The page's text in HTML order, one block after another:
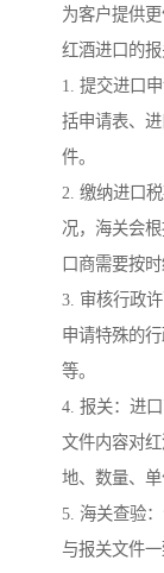
为客户提供更
红酒进口的报
1. 提交进口
括申请表、
件。
2. 缴纳进口
况，海关会
口商需要按时
3. 审核行政
申请特殊的
等。
4. 报关：进
文件内容对
地、数量、单
5. 海关查验
与报关文件